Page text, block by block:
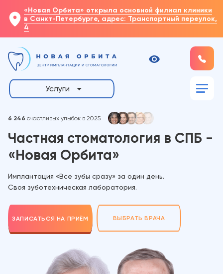
«Новая Орбита» открыла основной филиал клиники
в Санкт-Петербурге, адрес: Транспортный переулок,
4
Услуги
6 246 счастливых улыбок в 2025
Частная стоматология в СПБ -
«Новая Орбита»
Имплантация «Все зубы сразу» за один день.
Своя зуботехническая лаборатория.
ЗАПИСАТЬСЯ НА ПРИЁМ ВЫБРАТЬ ВРАЧА